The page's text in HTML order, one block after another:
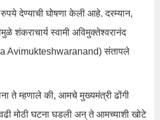
देण्याची घोषणा केली आहे. दरम्यान,
शंकराचार्य स्वामी अविमुक्तेश्वरानंद
Avimukteshwaranand) संतापले
ते म्हणाले की, आमचे मुख्यमंत्री ढोंगी
मोठी घटना घडली अन् ते आमच्याशी खोटे